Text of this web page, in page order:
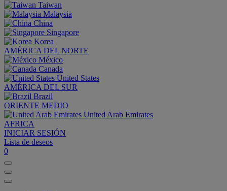
Taiwan
Malaysia
China
Singapore
Korea
AMÉRICA DEL NORTE
México
Canada
United States
AMÉRICA DEL SUR
Brazil
ORIENTE MEDIO
United Arab Emirates
AFRICA
INICIAR SESIÓN
Lista de deseos
0